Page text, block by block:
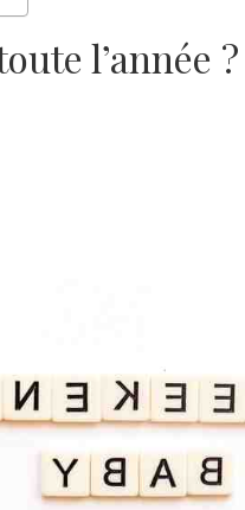
l’année ?